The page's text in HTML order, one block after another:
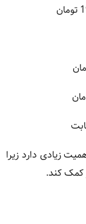
زیادی دارد زیرا
کمک کند.